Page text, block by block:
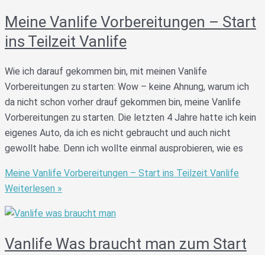
Meine Vanlife Vorbereitungen – Start
ins Teilzeit Vanlife
Wie ich darauf gekommen bin, mit meinen Vanlife
Vorbereitungen zu starten: Wow – keine Ahnung, warum ich
da nicht schon vorher drauf gekommen bin, meine Vanlife
Vorbereitungen zu starten. Die letzten 4 Jahre hatte ich kein
eigenes Auto, da ich es nicht gebraucht und auch nicht
gewollt habe. Denn ich wollte einmal ausprobieren, wie es
Meine Vanlife Vorbereitungen – Start ins Teilzeit Vanlife
Weiterlesen »
Vanlife Was braucht man zum Start